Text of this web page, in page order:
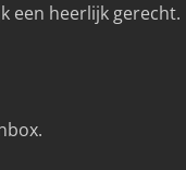
een heerlijk gerecht.